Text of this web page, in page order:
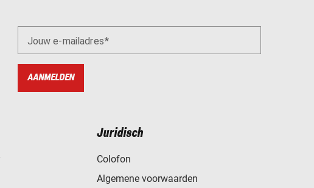
Jouw e-mailadres
AANMELDEN
Juridisch
Colofon
Algemene voorwaarden